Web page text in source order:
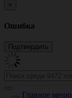
×
Ошибка
Главное меню